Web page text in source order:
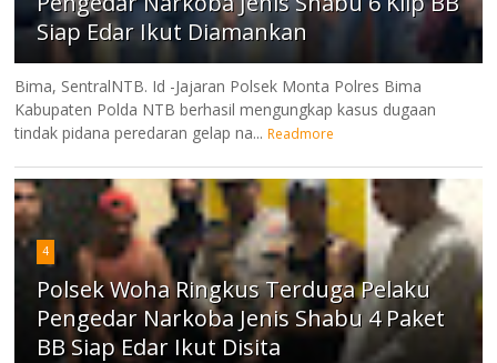
Siap Edar Ikut Diamankan
Bima, SentralNTB. Id -Jajaran Polsek Monta Polres Bima
Kabupaten Polda NTB berhasil mengungkap kasus dugaan
tindak pidana peredaran gelap na... Readmore
4
Polsek Woha Ringkus Terduga Pelaku
Pengedar Narkoba Jenis Shabu 4 Paket
BB Siap Edar Ikut Disita